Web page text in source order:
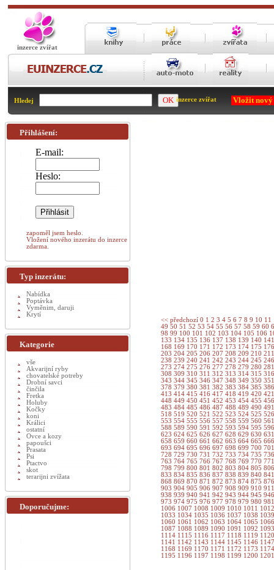
inzerce zvířat
Hledej inzerce zvířat Vložit
<< předchozí 0 1 2 3 4 5 6 7 8 9 10 11
49 50 51 52 53 54 55 56 57 58 59 60
98 99 100 101 102 103 104 105 106
133 134 135 136 137 138 139 140
168 169 170 171 172 173 174 175
203 204 205 206 207 208 209 210
238 239 240 241 242 243 244 245
273 274 275 276 277 278 279 280
308 309 310 311 312 313 314 315
343 344 345 346 347 348 349 350
378 379 380 381 382 383 384 385
413 414 415 416 417 418 419 420
448 449 450 451 452 453 454 455
483 484 485 486 487 488 489 490
518 519 520 521 522 523 524 525
553 554 555 556 557 558 559 560
588 589 590 591 592 593 594 595
623 624 625 626 627 628 629 630
658 659 660 661 662 663 664 665
693 694 695 696 697 698 699 700
728 729 730 731 732 733 734 735
763 764 765 766 767 768 769 770
798 799 800 801 802 803 804 805
833 834 835 836 837 838 839 840
868 869 870 871 872 873 874 875
903 904 905 906 907 908 909 910
938 939 940 941 942 943 944 945
973 974 975 976 977 978 979 980
1006 1007 1008 1009 1010 1011
1033 1034 1035 1036 1037 1038
1060 1061 1062 1063 1064 1065
1087 1088 1089 1090 1091 1092
1114 1115 1116 1117 1118 1119
1141 1142 1143 1144 1145 1146
1168 1169 1170 1171 1172 1173
1195 1196 1197 1198 1199 1200
Přihlášení:
E-mail:
Heslo:
zapoměl jsem heslo.
Vložení nového inzerátu do inzerce
zdarma.
Typ inzerátu:
Nabídka
Poptávka
Vyměnim, daruji
Krytí
Kategorie
vše
Akvarijní ryby
chovatelské potreby
Drobní savci
činčila
Fretka
Holuby
Kočky
koni
Králici
ostatní
Ovce a kozy
papoušci
Prasata
Psi
Ptactvo
skot
terarijni zvížata
Doporučujme: